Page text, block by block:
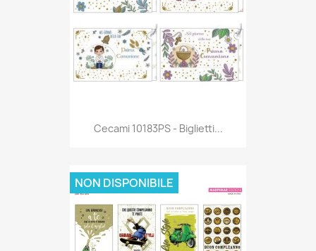
Anteprima
Cecami 10183PS - Biglietti...
NON DISPONIBILE